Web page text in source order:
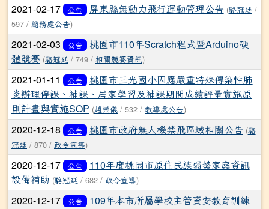
2021-02-17 公告 屏東縣無動力飛行運動管理公告 (駱冠廷 /
597 / 總務處公告)
2021-02-03 公告
桃園市110年Scratch程式暨Arduino硬
體競賽 (駱冠廷 / 749 / 相關競賽資訊)
2021-01-11 公告
桃園市三光國小因應嚴重特殊傳染性肺
炎辦理停課、補課、居家學習及補課期間成績評量實施原
則計畫與實施SOP (趙崇儀 / 532 / 教導處公告)
2020-12-18 公告 桃園市政府無人機禁飛區域相關公告 (駱
冠廷 / 870 / 政令宣導)
2020-12-17 公告
110年度桃園市原住民族弱勢家庭資訊
設備補助 (駱冠廷 / 682 / 政令宣導)
2020-12-17 公告 109年本市所屬學校主管資安教育訓練